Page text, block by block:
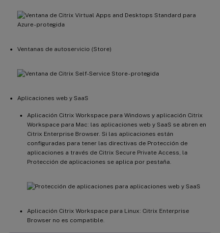
Ventanas de autoservicio (Store)
Aplicaciones web y SaaS
Aplicación Citrix Workspace para Windows y aplicación Citrix
Workspace para Mac: las aplicaciones web y SaaS se abren en
Citrix Enterprise Browser. Si las aplicaciones están
configuradas para tener las directivas de Protección de
aplicaciones a través de Citrix Secure Private Access, la
Protección de aplicaciones se aplica por pestaña.
Aplicación Citrix Workspace para Linux: Citrix Enterprise
Browser no es compatible.